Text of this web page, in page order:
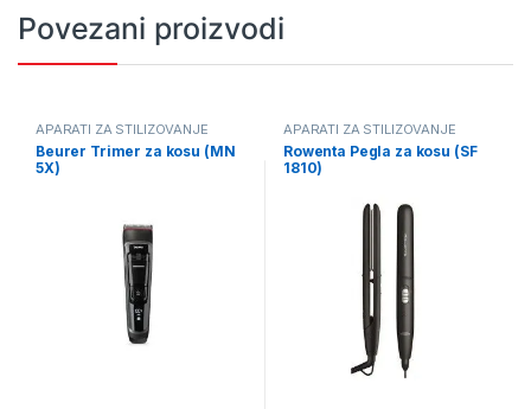
Povezani proizvodi
APARATI ZA STILIZOVANJE
KOSE
Beurer Trimer za kosu (MN
5X)
APARATI ZA STILIZOVANJE
KOSE
Rowenta Pegla za kosu (SF
1810)